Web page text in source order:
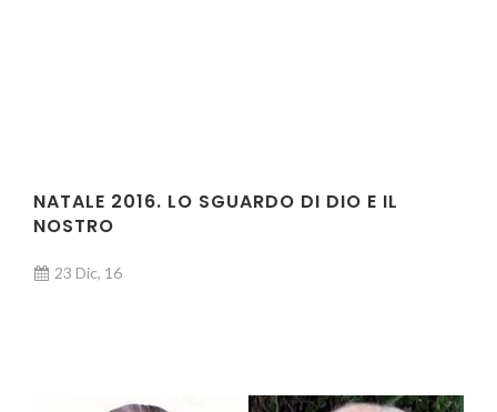
NATALE 2016. LO SGUARDO DI DIO E IL
NOSTRO
23 Dic, 16